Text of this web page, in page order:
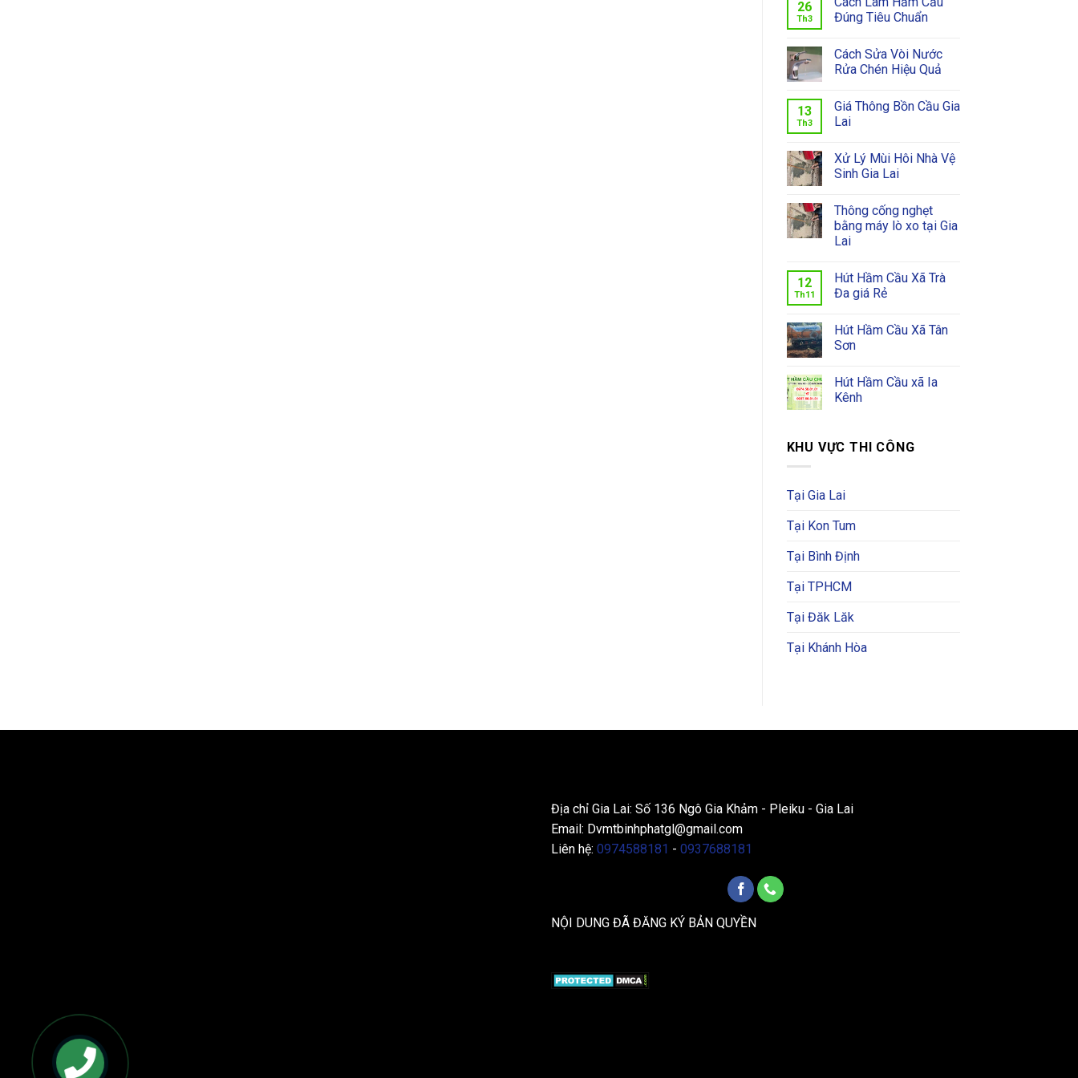
26
Th3
Đúng Tiêu Chuẩn
Cách Sửa Vòi Nước
Rửa Chén Hiệu Quả
13
Th3
Giá Thông Bồn Cầu Gia
Lai
Xử Lý Mùi Hôi Nhà Vệ
Sinh Gia Lai
Thông cống nghẹt
bằng máy lò xo tại Gia
Lai
12
Th11
Hút Hầm Cầu Xã Trà
Đa giá Rẻ
Hút Hầm Cầu Xã Tân
Sơn
Hút Hầm Cầu xã Ia
Kênh
KHU VỰC THI CÔNG
Tại Gia Lai
Tại Kon Tum
Tại Bình Định
Tại TPHCM
Tại Đăk Lăk
Tại Khánh Hòa
Địa chỉ Gia Lai: Số 136 Ngô Gia Khảm - Pleiku - Gia Lai
Email: Dvmtbinhphatgl@gmail.com
Liên hệ: 0974588181 - 0937688181
NỘI DUNG ĐÃ ĐĂNG KÝ BẢN QUYỀN